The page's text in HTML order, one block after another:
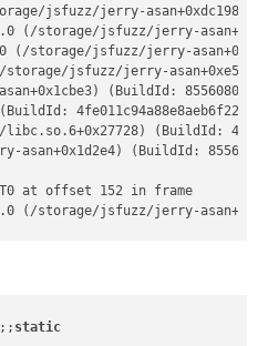
" )
jsfuzz/jerry-asan+0xdc198)
(/storage/jsfuzz/jerry-
storage/jsfuzz/jerry-
jsfuzz/jerry-
(BuildId:
(BuildId:
asan+0x1d2e4) (BuildId:
at offset 152 in frame
(/storage/jsfuzz/jerry-
static